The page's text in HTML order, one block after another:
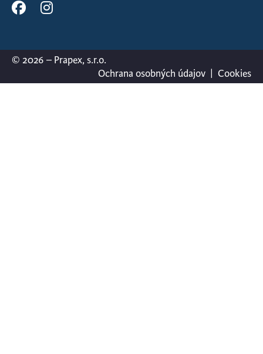
© 2026 – Prapex, s.r.o.
Ochrana osobných údajov | Cookies